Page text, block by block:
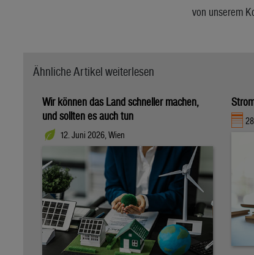
von unserem
Ähnliche Artikel weiterlesen
Wir können das Land schneller machen,
und sollten es auch tun
12. Juni 2026, Wien